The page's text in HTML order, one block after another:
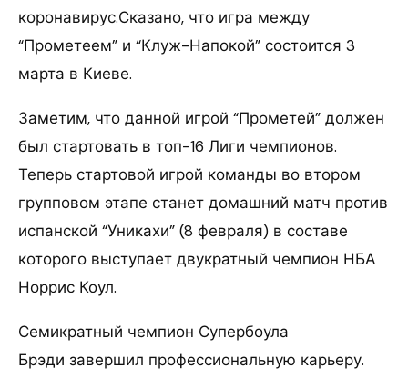
коронавирус.Сказано, что игра между
“Прометеем” и “Клуж-Напокой” состоится 3
марта в Киеве.
Заметим, что данной игрой “Прометей” должен
был стартовать в топ-16 Лиги чемпионов.
Теперь стартовой игрой команды во втором
групповом этапе станет домашний матч против
испанской “Уникахи” (8 февраля) в составе
которого выступает двукратный чемпион НБА
Норрис Коул.
Семикратный чемпион Супербоула
Брэди завершил профессиональную карьеру.